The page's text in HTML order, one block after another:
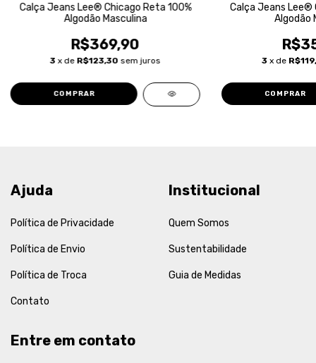
Calça Jeans Lee® Chicago Reta 100%
Algodão Masculina
R$369,90
3 x de R$123,30 sem juros
COMPRAR
Calça Jeans Lee®
Algodão
3 x de
COMPRAR
Ajuda
Política de Privacidade
Política de Envio
Política de Troca
Contato
Institucional
Quem Somos
Sustentabilidade
Guia de Medidas
Entre em contato